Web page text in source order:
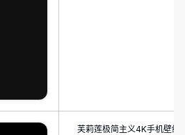
芙莉莲极简主义4K手机壁纸